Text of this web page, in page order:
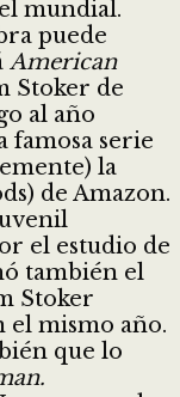
mundial.
puede
American
Stoker de
al año
famosa serie
la
de Amazon.
el estudio de
también el
Stoker
el mismo año.
que lo